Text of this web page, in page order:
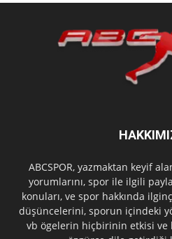
ABCSPOR, yazmaktan keyif
yorumlarını, spor ile ilgili
konuları, ve spor hakkında
düşüncelerini, sporun içindeki
vb ögelerin hiçbirinin etkisi ve